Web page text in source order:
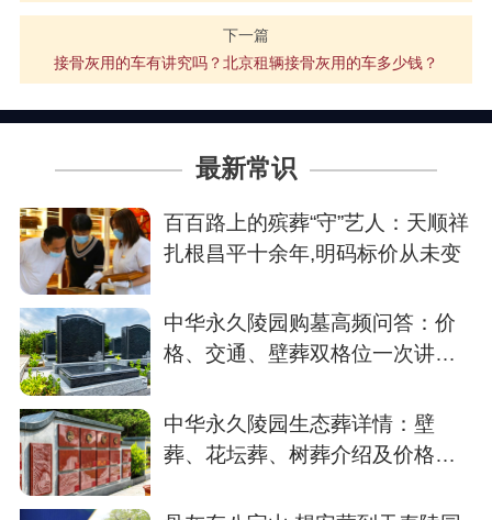
下一篇
接骨灰用的车有讲究吗？北京租辆接骨灰用的车多少钱？
最新常识
百百路上的殡葬“守”艺人：天顺祥
扎根昌平十余年,明码标价从未变
中华永久陵园购墓高频问答：价
格、交通、壁葬双格位一次讲清
中华永久陵园生态葬详情：壁
葬、花坛葬、树葬介绍及价格参